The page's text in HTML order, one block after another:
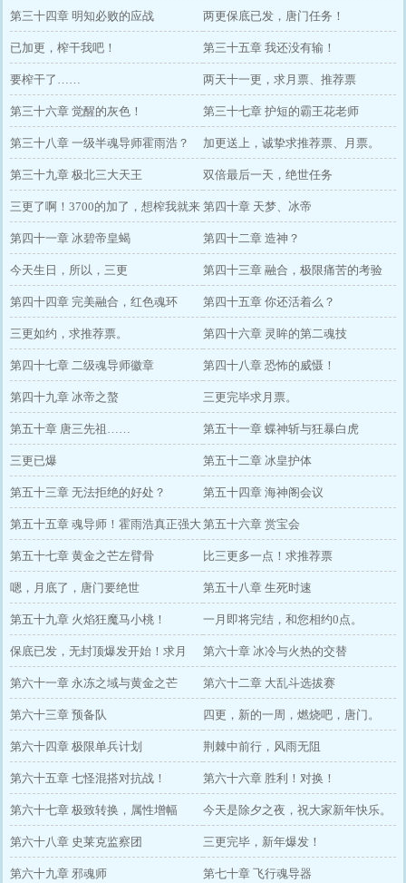
第三十四章 明知必败的应战 两更保底已发，唐门任务！
已加更，榨干我吧！ 第三十五章 我还没有输！
要榨干了…… 两天十一更，求月票、推荐票
第三十六章 觉醒的灰色！ 第三十七章 护短的霸王花老师
第三十八章 一级半魂导师霍雨浩？ 加更送上，诚挚求推荐票、月票。
第三十九章 极北三大天王 双倍最后一天，绝世任务
三更了啊！3700的加了，想榨我就来
吧！
第四十章 天梦、冰帝
第四十一章 冰碧帝皇蝎 第四十二章 造神？
今天生日，所以，三更 第四十三章 融合，极限痛苦的考验
第四十四章 完美融合，红色魂环 第四十五章 你还活着么？
三更如约，求推荐票。 第四十六章 灵眸的第二魂技
第四十七章 二级魂导师徽章 第四十八章 恐怖的威慑！
第四十九章 冰帝之螯 三更完毕求月票。
第五十章 唐三先祖…… 第五十一章 蝶神斩与狂暴白虎
三更已爆 第五十二章 冰皇护体
第五十三章 无法拒绝的好处？ 第五十四章 海神阁会议
第五十五章 魂导师！霍雨浩真正强大
之处
第五十六章 赏宝会
第五十七章 黄金之芒左臂骨 比三更多一点！求推荐票
嗯，月底了，唐门要绝世 第五十八章 生死时速
第五十九章 火焰狂魔马小桃！ 一月即将完结，和您相约0点。
保底已发，无封顶爆发开始！求月
票。
第六十章 冰冷与火热的交替
第六十一章 永冻之域与黄金之芒 第六十二章 大乱斗选拔赛
第六十三章 预备队 四更，新的一周，燃烧吧，唐门。
第六十四章 极限单兵计划 荆棘中前行，风雨无阻
第六十五章 七怪混搭对抗战！ 第六十六章 胜利！对换！
第六十七章 极致转换，属性增幅 今天是除夕之夜，祝大家新年快乐。
第六十八章 史莱克监察团 三更完毕，新年爆发！
第六十九章 邪魂师 第七十章 飞行魂导器